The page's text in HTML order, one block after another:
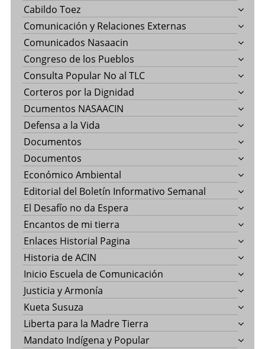
Cabildo Toez
Comunicación y Relaciones Externas
Comunicados Nasaacin
Congreso de los Pueblos
Consulta Popular No al TLC
Corteros por la Dignidad
Dcumentos NASAACIN
Defensa a la Vida
Documentos
Documentos
Económico Ambiental
Editorial del Boletín Informativo Semanal
El Desafío no da Espera
Encantos de mi tierra
Enlaces Historial Pagina
Historia de ACIN
Inicio Escuela de Comunicación
Justicia y Armonía
Kueta Susuza
Liberta para la Madre Tierra
Mandato Indígena y Popular